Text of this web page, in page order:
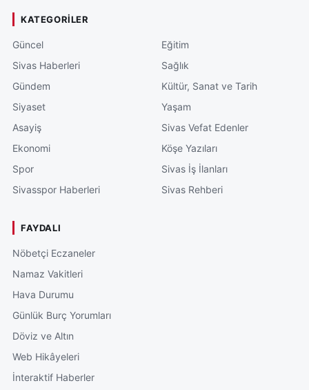
KATEGORILER
Güncel
Sivas Haberleri
Gündem
Siyaset
Asayiş
Ekonomi
Spor
Sivasspor Haberleri
Eğitim
Sağlık
Kültür, Sanat ve Tarih
Yaşam
Sivas Vefat Edenler
Köşe Yazıları
Sivas İş İlanları
Sivas Rehberi
FAYDALI
Nöbetçi Eczaneler
Namaz Vakitleri
Hava Durumu
Günlük Burç Yorumları
Döviz ve Altın
Web Hikâyeleri
İnteraktif Haberler